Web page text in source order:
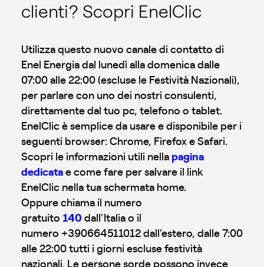
clienti? Scopri EnelClic
Utilizza questo nuovo canale di contatto di
Enel Energia dal lunedì alla domenica dalle
07:00 alle 22:00 (escluse le Festività Nazionali),
per parlare con uno dei nostri consulenti,
direttamente dal tuo pc, telefono o tablet.
EnelClic è semplice da usare e disponibile per i
seguenti browser: Chrome, Firefox e Safari.
Scopri le informazioni utili nella pagina
dedicatae come fare per salvare il link
EnelClic nella tua schermata home.
Oppure chiama il numero
gratuito 140 dall’Italia o il
numero +390664511012 dall’estero, dalle 7:00
alle 22:00 tutti i giorni escluse festività
nazionali. Le persone sorde possono invece